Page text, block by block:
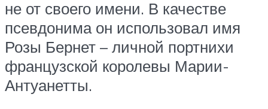
не от своего имени. В качестве
псевдонима он использовал имя
Розы Бернет – личной портнихи
французской королевы Марии-
Антуанетты.